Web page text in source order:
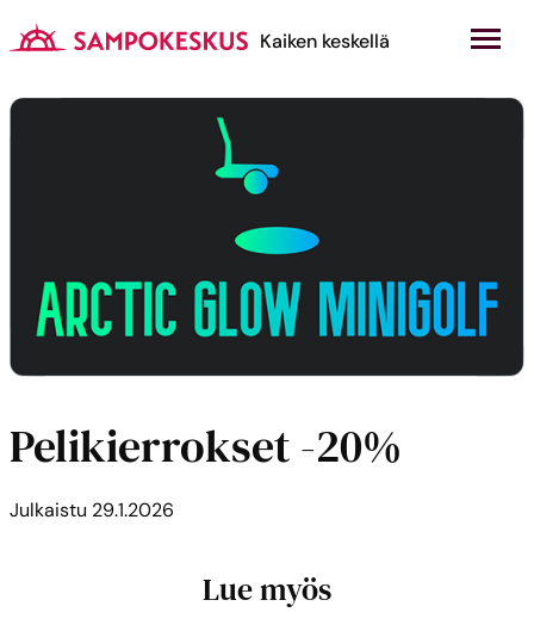
sisältöön
Kauppakeskus Sampokeskus
Kaiken keskellä
Pelikierrokset -20%
Julkaistu 29.1.2026
Lue myös